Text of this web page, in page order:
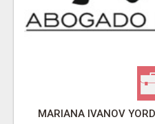
MARIANA IVANOV